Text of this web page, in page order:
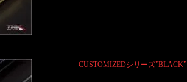
CUSTOMIZEDシリーズ”BLACK”